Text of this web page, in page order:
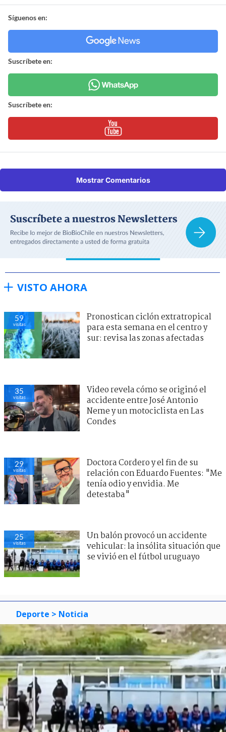
Síguenos en:
Suscríbete en:
Suscríbete en:
Mostrar Comentarios
VISTO AHORA
59
visitas
Pronostican ciclón extratropical
para esta semana en el centro y
sur: revisa las zonas afectadas
35
visitas
Video revela cómo se originó el
accidente entre José Antonio
Neme y un motociclista en Las
Condes
29
visitas
Doctora Cordero y el fin de su
relación con Eduardo Fuentes: "Me
tenía odio y envidia. Me
detestaba"
25
visitas
Un balón provocó un accidente
vehicular: la insólita situación que
se vivió en el fútbol uruguayo
Deporte > Noticia